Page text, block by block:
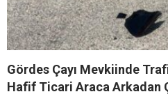
Gördes Çayı Mevkiinde
Hafif Ticari Araca Arkadan